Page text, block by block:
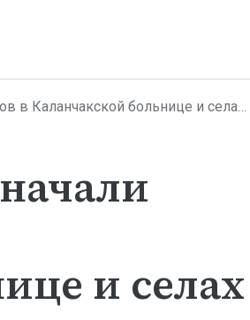
больнице и селах округа
и селах